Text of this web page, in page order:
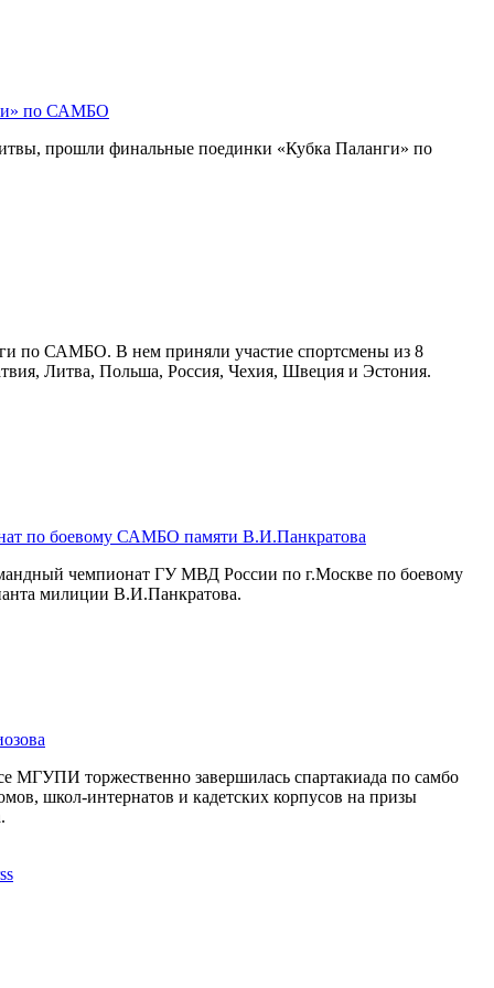
по САМБО
прошли финальные поединки «Кубка Паланги» по
по САМБО. В нем приняли участие спортсмены из 8
Литва, Польша, Россия, Чехия, Швеция и Эстония.
по боевому САМБО памяти В.И.Панкратова
чемпионат ГУ МВД России по г.Москве по боевому
милиции В.И.Панкратова.
МГУПИ торжественно завершилась спартакиада по самбо
школ-интернатов и кадетских корпусов на призы